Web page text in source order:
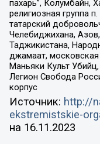
пахарь”, Колумбайн,
религиозная группа
татарский
Челебиджихана,
Таджикистана,
джамаат,
Маньяки Культ
Легион Свобода
корпус
Источник: http://
ekstremistskie-
на 16.11.2023